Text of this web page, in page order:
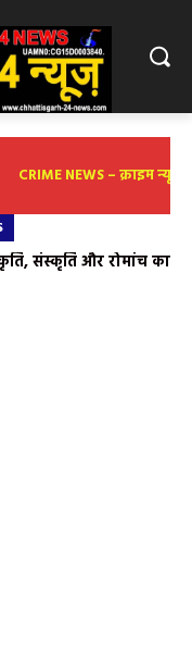
CRIME NEWS – क्राइम न्यूज़
संस्कृति और रोमांच का